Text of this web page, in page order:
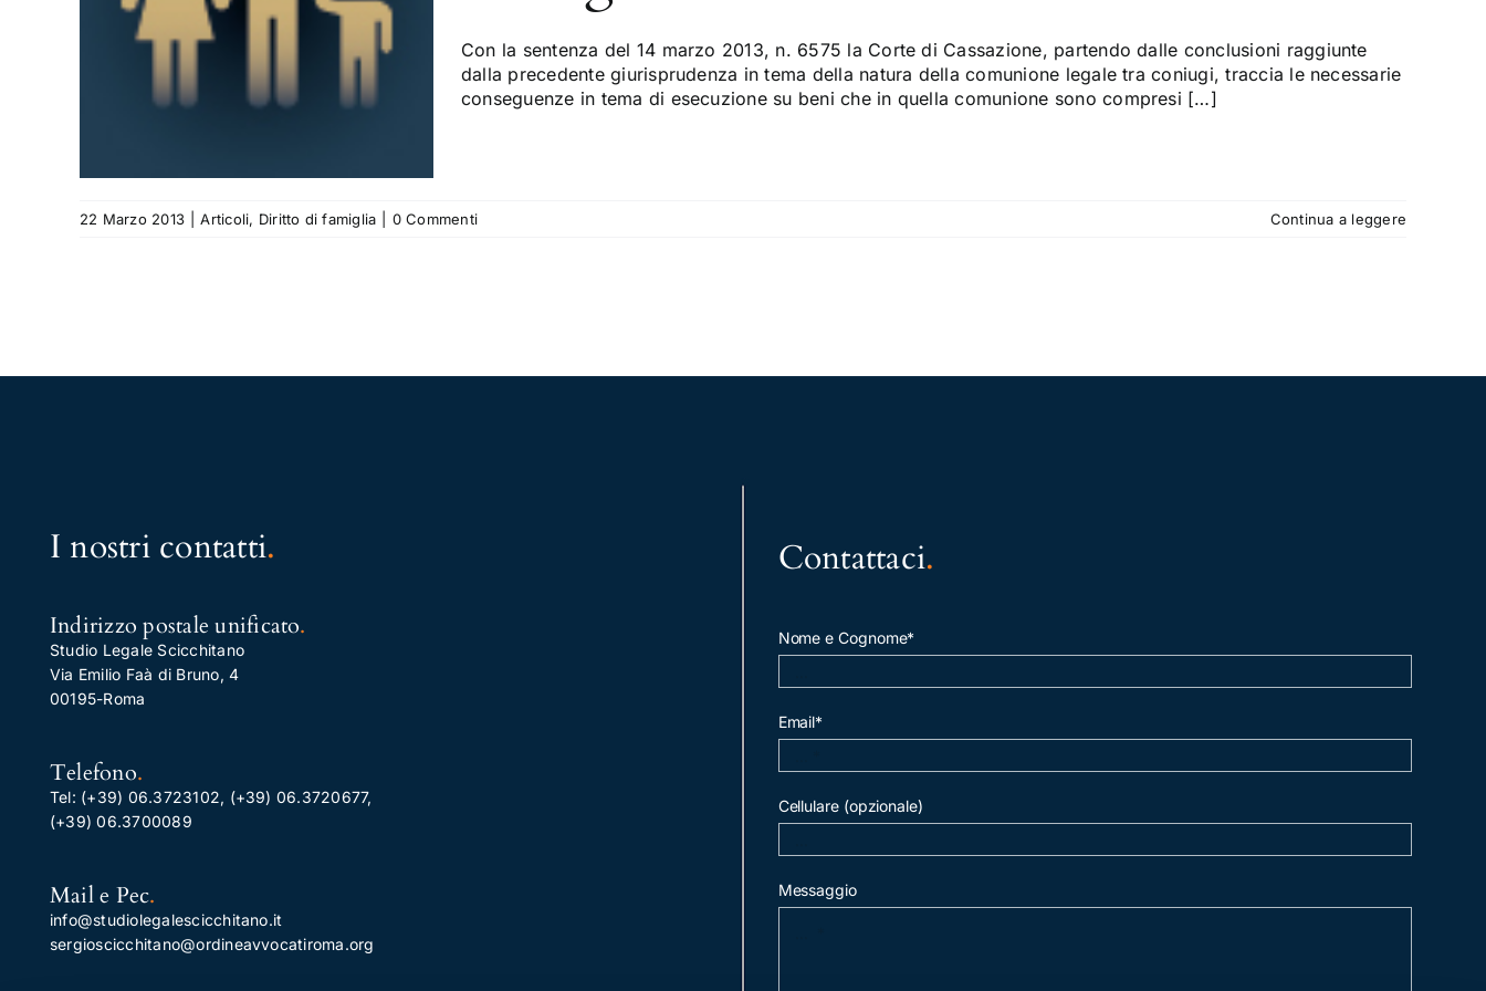
Con la sentenza del 14 marzo 2013, n. 6575 la Corte di Cassazione, partendo dalle conclusioni raggiunte
dalla precedente giurisprudenza in tema della natura della comunione legale tra coniugi, traccia le necessarie
conseguenze in tema di esecuzione su beni che in quella comunione sono compresi […]
22 Marzo 2013 Articoli, Diritto di famiglia 0 Commenti Continua a leggere
I nostri contatti.
Indirizzo postale unificato.
Studio Legale Scicchitano
Via Emilio Faà di Bruno, 4
00195-Roma
Telefono.
Tel: (+39) 06.3723102, (+39) 06.3720677,
(+39) 06.3700089
Mail e Pec.
info@studiolegalescicchitano.it
sergioscicchitano@ordineavvocatiroma.org
Contattaci.
Nome e Cognome*
Email*
Cellulare (opzionale)
Messaggio